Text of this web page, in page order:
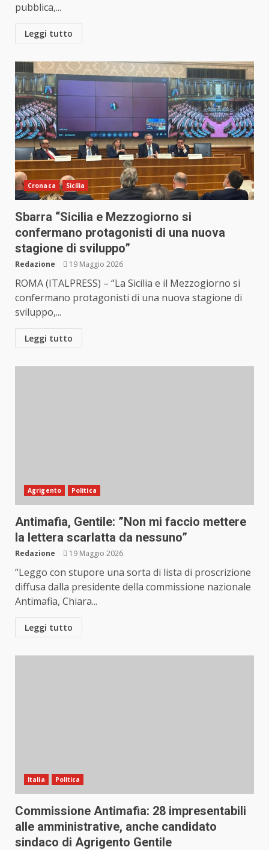
pubblica,...
Leggi tutto
Cronaca Sicilia
Sbarra “Sicilia e Mezzogiorno si
confermano protagonisti di una nuova
stagione di sviluppo”
Redazione 19 Maggio 2026
ROMA (ITALPRESS) – “La Sicilia e il Mezzogiorno si
confermano protagonisti di una nuova stagione di
sviluppo,...
Leggi tutto
Agrigento Politica
Antimafia, Gentile: ”Non mi faccio mettere
la lettera scarlatta da nessuno”
Redazione 19 Maggio 2026
“Leggo con stupore una sorta di lista di proscrizione
diffusa dalla presidente della commissione nazionale
Antimafia, Chiara...
Leggi tutto
Italia Politica
Commissione Antimafia: 28 impresentabili
alle amministrative, anche candidato
sindaco di Agrigento Gentile